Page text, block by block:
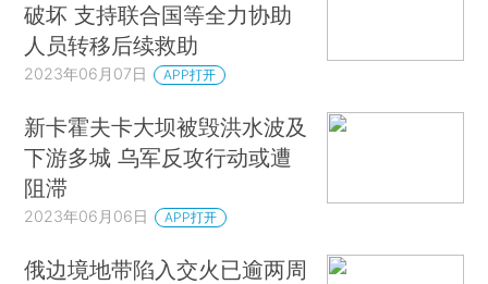
破坏 支持联合国等全力协助
人员转移后续救助
2023年06月07日 APP打开
新卡霍夫卡大坝被毁洪水波及
下游多城 乌军反攻行动或遭
阻滞
2023年06月06日 APP打开
俄边境地带陷入交火已逾两周